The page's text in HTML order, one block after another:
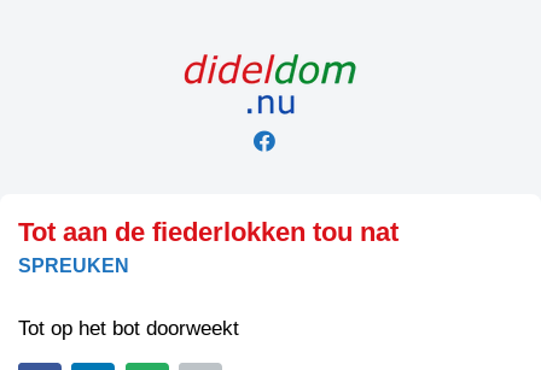
Tot aan de fiederlokken tou nat
SPREUKEN
Tot op het bot doorweekt